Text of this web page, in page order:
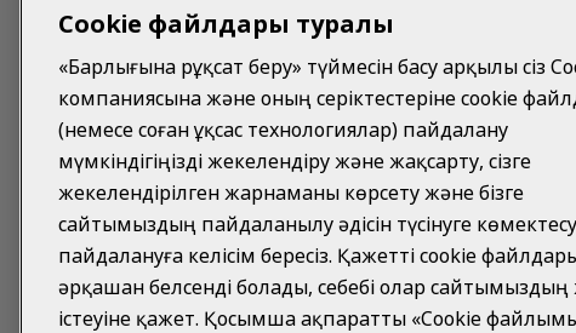
Cookie файлдары туралы
«Барлығына рұқсат беру» түймесін басу арқылы сіз
компаниясына және оның серіктестеріне cookie
(немесе соған ұқсас технологиялар) пайдалану
мүмкіндігіңізді жекелендіру және жақсарту, сізге
жекелендірілген жарнаманы көрсету және бізге
сайтымыздың пайдаланылу әдісін түсінуге
пайдалануға келісім бересіз. Қажетті cookie
әрқашан белсенді болады, себебі олар
істеуіне қажет. Қосымша ақпаратты «Cookie